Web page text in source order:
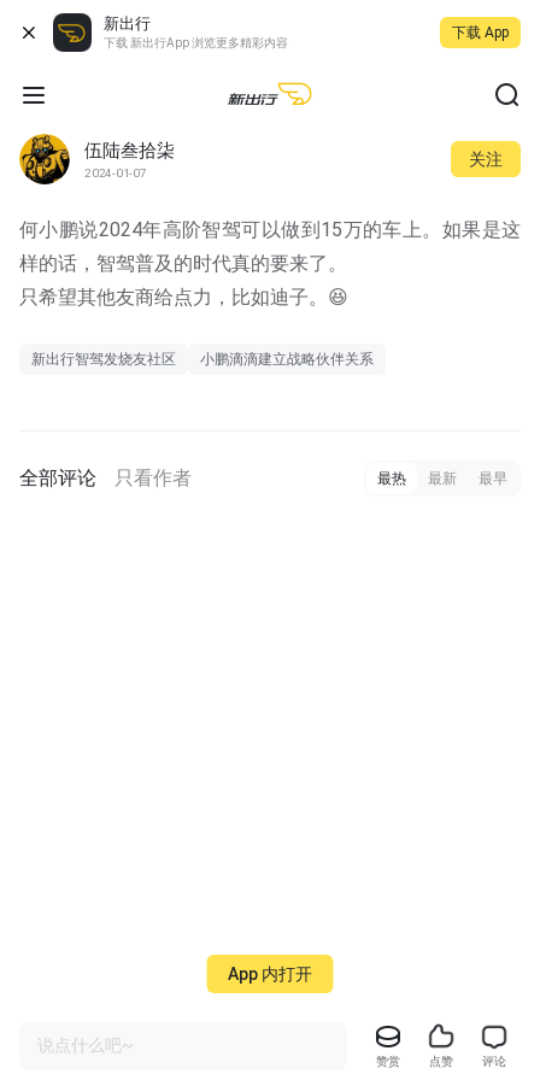
新出行
下载 新出行App 浏览更多精彩内容
下载 App
伍陆叁拾柒
2024-01-07
关注
何小鹏说2024年高阶智驾可以做到15万的车上。如果是这
样的话，智驾普及的时代真的要来了。
只希望其他友商给点力，比如迪子。😆
新出行智驾发烧友社区 小鹏滴滴建立战略伙伴关系
全部评论 只看作者 最热 最新 最早
说点什么吧~
赞赏 点赞 评论
App 内打开